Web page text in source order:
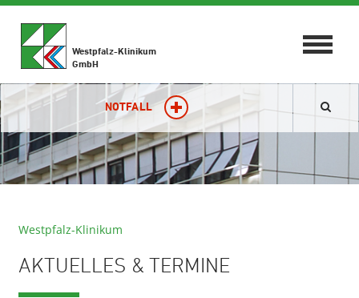
Toggle
Westpfalz-Klinikum
GmbH
NOTFALL
Westpfalz-Klinikum
AKTUELLES & TERMINE